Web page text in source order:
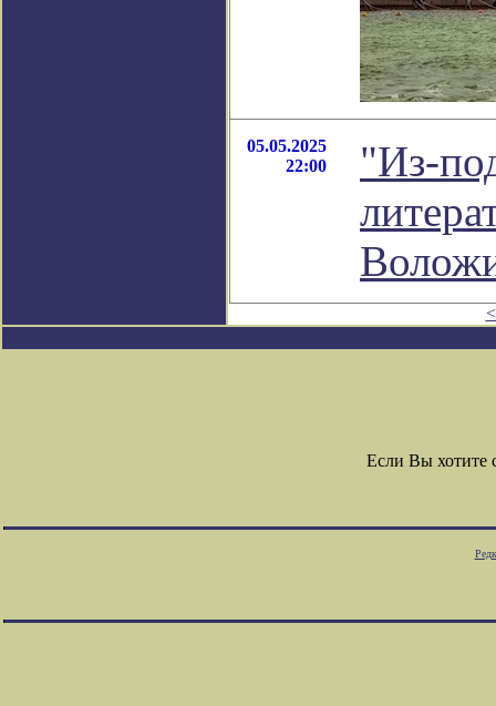
05.05.2025
22:00
"Из-
Если Вы хотите